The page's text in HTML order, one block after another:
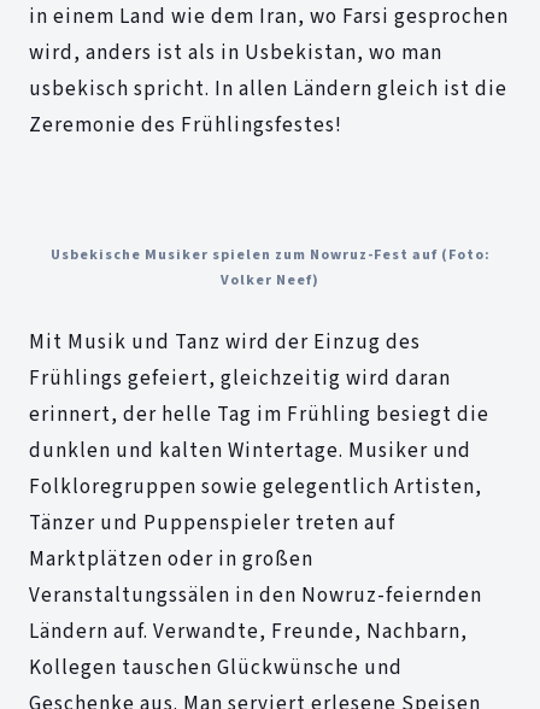
in einem Land wie dem Iran, wo Farsi gesprochen
wird, anders ist als in Usbekistan, wo man
usbekisch spricht. In allen Ländern gleich ist die
Zeremonie des Frühlingsfestes!
Usbekische Musiker spielen zum Nowruz-Fest auf (Foto:
Volker Neef)
Mit Musik und Tanz wird der Einzug des
Frühlings gefeiert, gleichzeitig wird daran
erinnert, der helle Tag im Frühling besiegt die
dunklen und kalten Wintertage. Musiker und
Folkloregruppen sowie gelegentlich Artisten,
Tänzer und Puppenspieler treten auf
Marktplätzen oder in großen
Veranstaltungssälen in den Nowruz-feiernden
Ländern auf. Verwandte, Freunde, Nachbarn,
Kollegen tauschen Glückwünsche und